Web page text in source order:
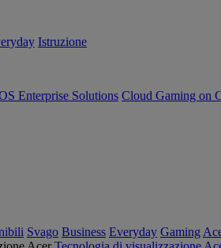
Istruzione
Enterprise Solutions Cloud Gaming on
Svago Business Everyday Gaming